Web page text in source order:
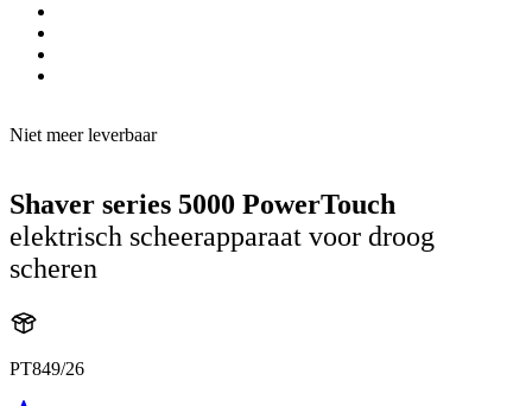
Niet meer leverbaar
Shaver series 5000 PowerTouch
elektrisch scheerapparaat voor droog
scheren
PT849/26